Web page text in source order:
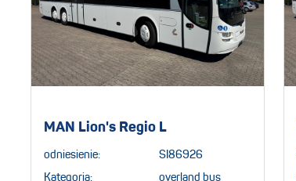
MAN Lion's Regio L
odniesienie: SI86926
Kategoria: overland bus